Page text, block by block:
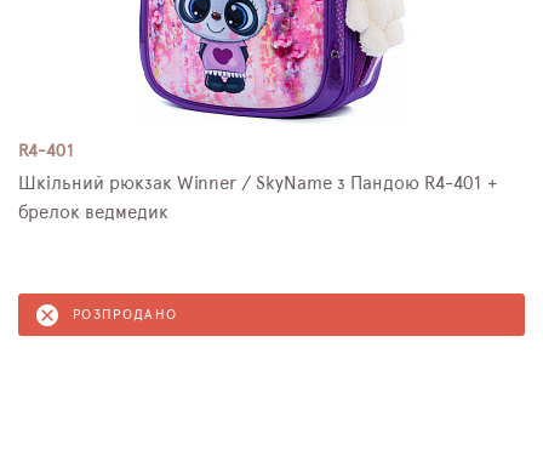
R4-401
Шкільний рюкзак Winner / SkyName з Пандою R4-401 +
брелок ведмедик
РОЗПРОДАНО